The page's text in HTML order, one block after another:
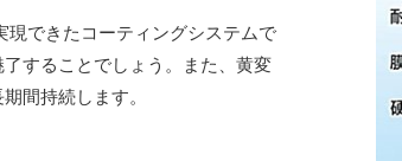
現できたコーティングシステムで
することでしょう。また、黄変
間持続します。